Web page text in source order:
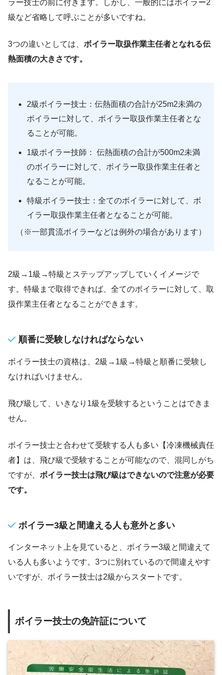
ラー技士の前に付きます。しかし、一般的にはボイラー2
級など省略して呼ぶことが多いですね。
3つの違いとしては、 ボイラー取扱作業主任者となれる伝
熱面積の大きさです。
2級ボイラー技士：伝熱面積の合計が25m2未満の
ボイラーに対して、ボイラー取扱作業主任者とな
ることが可能。
1級ボイラー技師： 伝熱面積の合計が500m2未満
のボイラーに対して、ボイラー取扱作業主任者と
なることが可能。
特級ボイラー技士：全てのボイラーに対して、ボ
イラー取扱作業主任者となることが可能。
（※一部貫流ボイラーなどは例外の場合があります）
2級→1級→特級とステップアップしていくイメージで
す。特級まで取得できれば、全てのボイラーに対して、取
扱作業主任者となることができます。
順番に受験しなければならない
ボイラー技士の資格は、2級→1級→特級と順番に受験し
なければいけません。
飛び級して、いきなり1級を受験するということはできま
せん。
ボイラー技士と合わせて受験する人も多い【冷凍機械責任
者】は、飛び級で受験することが可能なので、混同しがち
ですが、 ボイラー技士は飛び級はできないので注意が必要
です。
ボイラー3級と間違える人も意外と多い
インターネット上を見ていると、ボイラー3級と間違えて
いる人も多いようです。3つに別れているので間違えやす
いですが、ボイラー技士は2級からスタートです。
ボイラー技士の免許証について